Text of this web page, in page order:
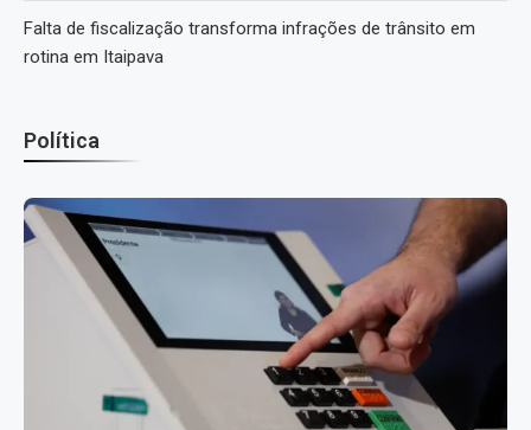
Falta de fiscalização transforma infrações de trânsito em
rotina em Itaipava
Política